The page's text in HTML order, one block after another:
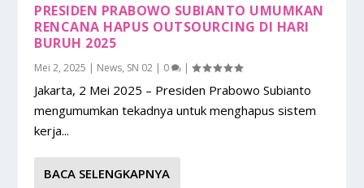
PRESIDEN PRABOWO SUBIANTO UMUMKAN
RENCANA HAPUS OUTSOURCING DI HARI
BURUH 2025
Mei 2, 2025 | News, SN 02 | 0 |
Jakarta, 2 Mei 2025 – Presiden Prabowo Subianto
mengumumkan tekadnya untuk menghapus sistem
kerja...
BACA SELENGKAPNYA